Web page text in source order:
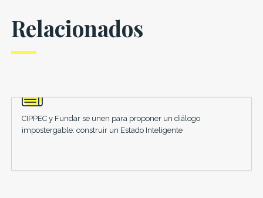
Relacionados
CIPPEC y Fundar se unen para proponer un diálogo
impostergable: construir un Estado Inteligente